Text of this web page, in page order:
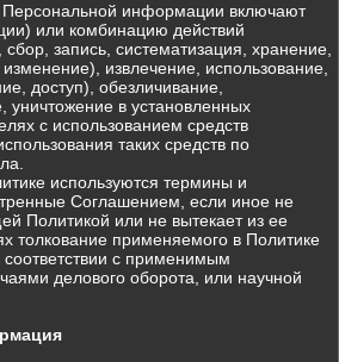
информации включают
или комбинацию действий
запись, систематизация, хранение,
извлечение, использование,
доступ), обезличивание,
уничтожение в установленных
с использованием средств
таких средств по
используются термины и
Соглашением, если иное не
Политикой или не вытекает из ее
толкование применяемого в Политике
с применимым
делового оборота, или научной